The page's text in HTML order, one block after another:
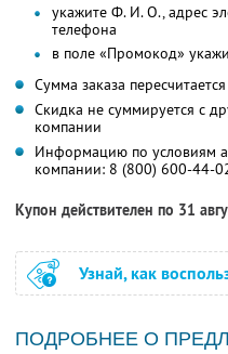
укажите Ф. И. О.,адрес
телефона
в поле «Промокод»
Сумма заказа
Скидка не суммируется с
компании
Информацию по условиям
компании: 8 (800) 600-44-
Купон действителен по 31
Узнай, как
ПОДРОБНЕЕ О